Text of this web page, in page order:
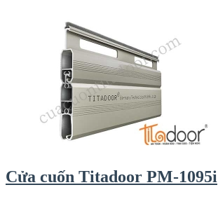
Cửa cuốn Titadoor PM-1095i